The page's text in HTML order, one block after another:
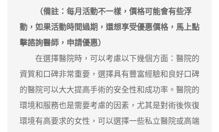
（備註：每月活動不一樣，價格可能會有些浮
動，如果活動時間過期，還想享受優惠價格，馬上點
擊諮詢醫師，申請優惠）
在選擇醫院時，可以考慮以下幾個方面：醫院的
資質和口碑非常重要，選擇具有豐富經驗和良好口碑
的醫院可以大大提高手術的安全性和成功率。醫院的
環境和服務也是需要考慮的因素，尤其是對術後恢復
環境有高要求的女性，可以選擇一些私立醫院或高端